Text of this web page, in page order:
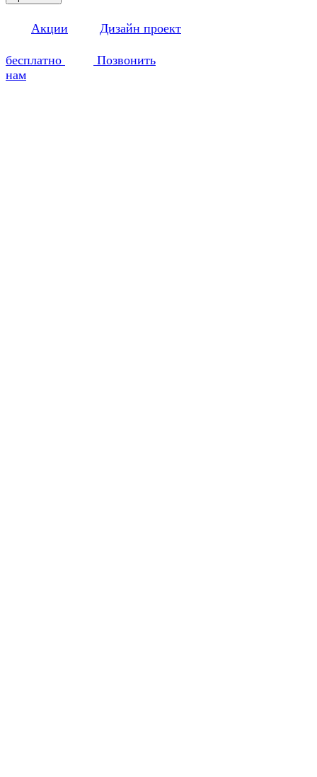
Акции Дизайн проект
бесплатно
Позвонить
нам